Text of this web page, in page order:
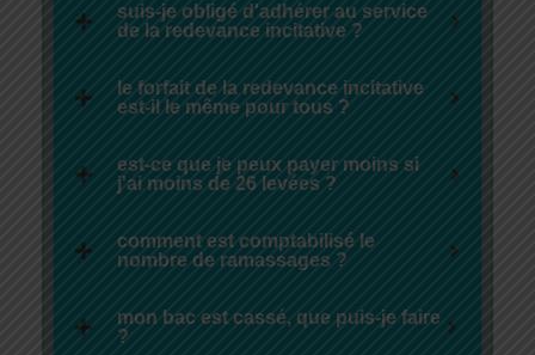
suis-je obligé d'adhérer au service
de la redevance incitative ?
le forfait de la redevance incitative
est-il le même pour tous ?
est-ce que je peux payer moins si
j'ai moins de 26 levées ?
comment est comptabilisé le
nombre de ramassages ?
mon bac est cassé, que puis-je faire
?